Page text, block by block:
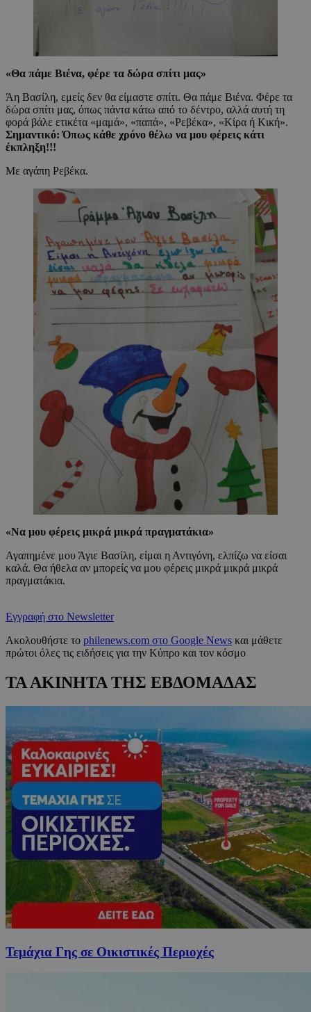
«Θα πάμε Βιένα, φέρε τα δώρα σπίτι μας»
Άη Βασίλη, εμείς δεν θα είμαστε σπίτι. Θα πάμε Βιένα. Φέρε τα
δώρα σπίτι μας, όπως πάντα κάτω από το δέντρο, αλλά αυτή τη
φορά βάλε ετικέτα «μαμά», «παπά», «Ρεβέκα», «Κίρα ή Κική».
Σημαντικό: Όπως κάθε χρόνο θέλω να μου φέρεις κάτι
έκπληξη!!!
Με αγάπη Ρεβέκα.
«Να μου φέρεις μικρά μικρά πραγματάκια»
Αγαπημένε μου Άγιε Βασίλη, είμαι η Αντιγόνη, ελπίζω να είσαι
καλά. Θα ήθελα αν μπορείς να μου φέρεις μικρά μικρά μικρά
πραγματάκια.
Εγγραφή στο Newsletter
Ακολουθήστε το philenews.com στο Google News και μάθετε
πρώτοι όλες τις ειδήσεις για την Κύπρο και τον κόσμο
ΤΑ ΑΚΙΝΗΤΑ ΤΗΣ ΕΒΔΟΜΑΔΑΣ
Τεμάχια Γης σε Οικιστικές Περιοχές